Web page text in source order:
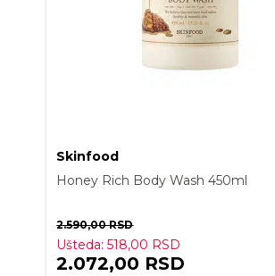
Skinfood
Honey Rich Body Wash 450ml
2.590,00RSD
Ušteda:518,00 RSD
2.072,00 RSD